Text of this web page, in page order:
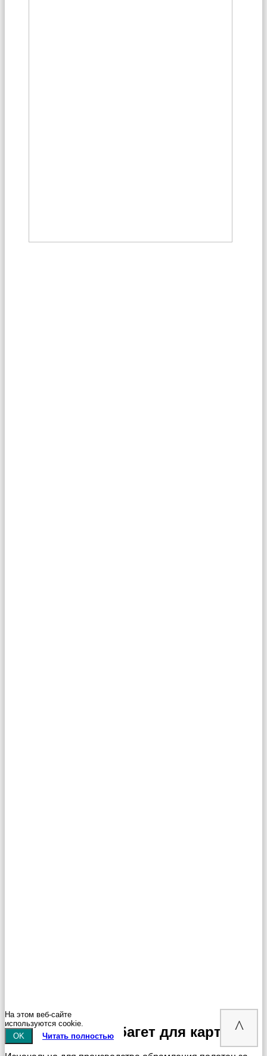
Из чего делают багет для картин?
На этом веб-сайте
используются cookie.
OK
Читать полностью ^